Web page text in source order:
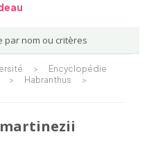
par nom ou critères
>
Encyclopédie
> Habranthus
>